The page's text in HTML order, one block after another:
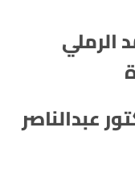
عبدالناصر